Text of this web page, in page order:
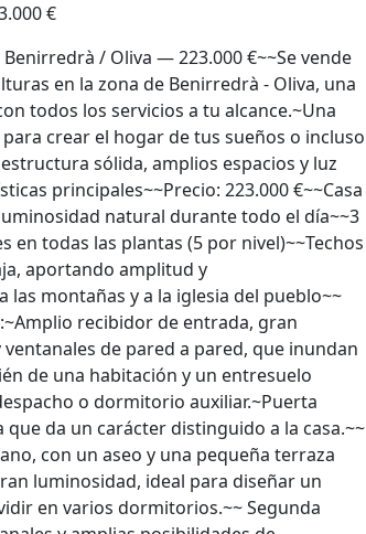
€
/ Oliva — 223.000 €~~Se vende
en la zona de Benirredrà - Oliva, una
todos los servicios a tu alcance.~Una
crear el hogar de tus sueños o incluso
sólida, amplios espacios y luz
principales~~Precio: 223.000 €~~Casa
natural durante todo el día~~3
en todas las plantas (5 por nivel)~~Techos
aportando amplitud y
las montañas y a la iglesia del pueblo~~
recibidor de entrada, gran
de pared a pared, que inundan
de una habitación y un entresuelo
o dormitorio auxiliar.~Puerta
da un carácter distinguido a la casa.~~
con un aseo y una pequeña terraza
luminosidad, ideal para diseñar un
en varios dormitorios.~~ Segunda